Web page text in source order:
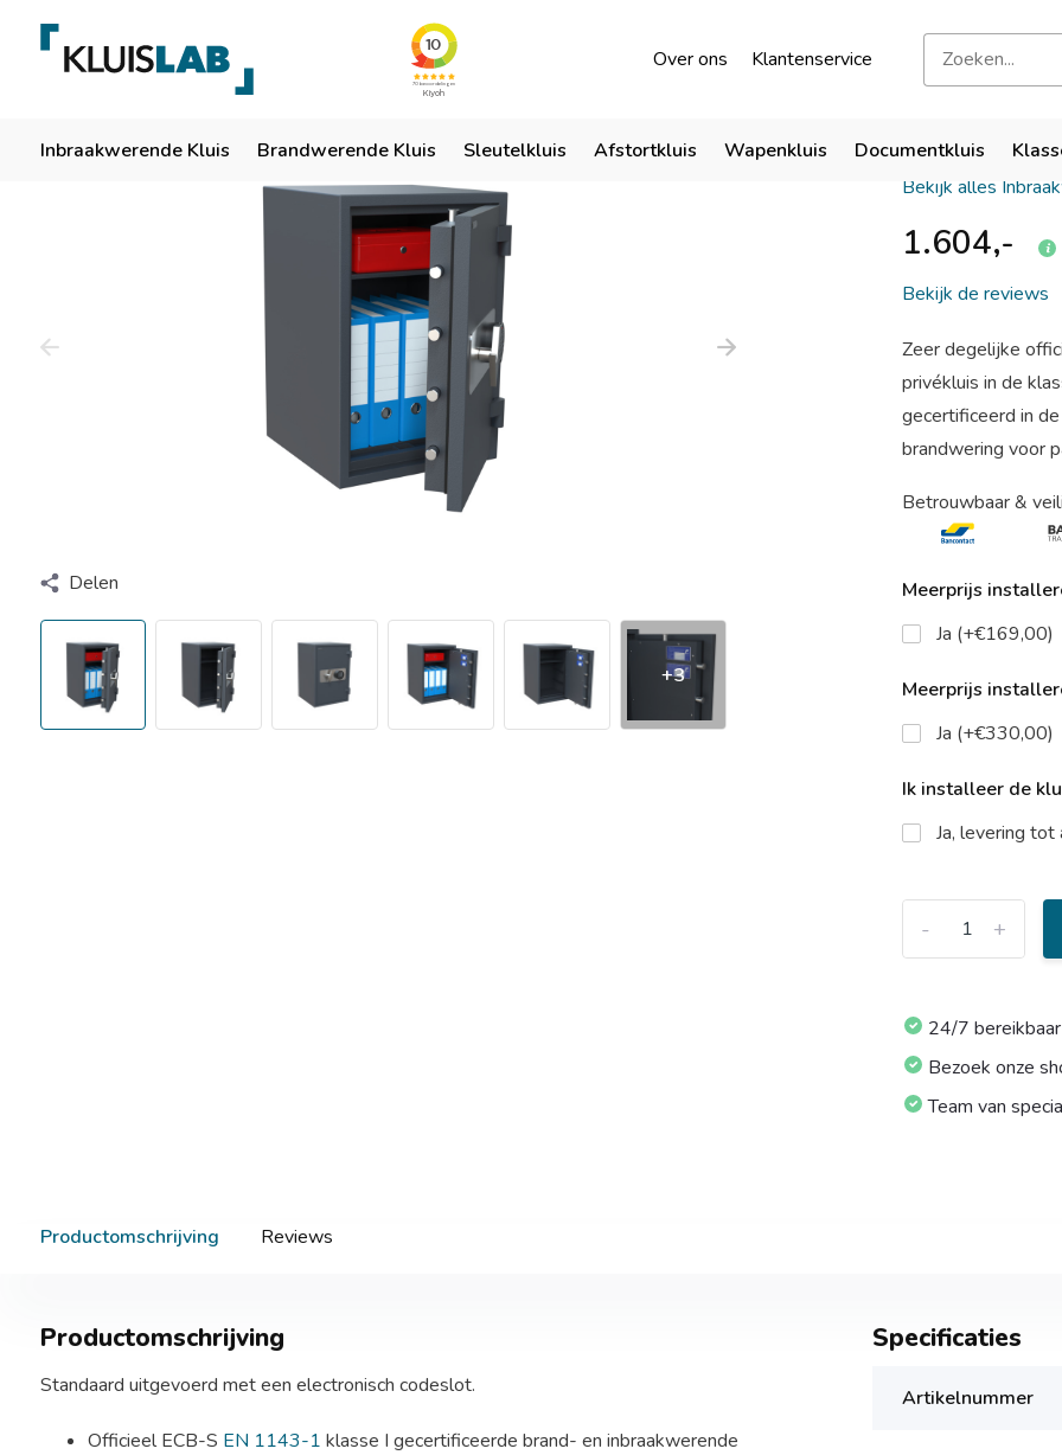
Over ons Klantenservice
Inbraakwerende Kluis Brandwerende Kluis Sleutelkluis Afstortkluis Wapenkluis Documentkluis
Ruim 50 jaar ervaring
Bezoek onze showroom
Delen
+3
Salvus
Bekijk alles
1.604,-
Bekijk de reviews
Zeer degelijke
privékluis in de
gecertificeerd in
brandwering voor
Betrouwbaar &
Meerprijs
Ja (+€169,00)
Meerprijs
Ja (+€330,00)
Ik installeer de
Ja, levering
+
-
24/7 bereikbaar
Bezoek onze
Team van
Productomschrijving Reviews
Productomschrijving
Standaard uitgevoerd met een electronisch codeslot.
Officieel ECB-S EN 1143-1 klasse I gecertificeerde brand- en inbraakwerende
Specificaties
Artikelnummer